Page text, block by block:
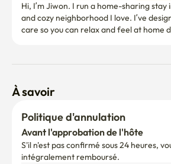
Interdiction de fumer : Il est
(y compris les cigarettes
Hi, I’m Jiwon. I run a home-sharing stay
and cozy neighborhood I love. I’ve
care so you can relax and feel at home
À savoir
Politique d'annulation
Avant l'approbation de l'hôte
S'il n'est pas confirmé sous 24 heures,
intégralement remboursé.